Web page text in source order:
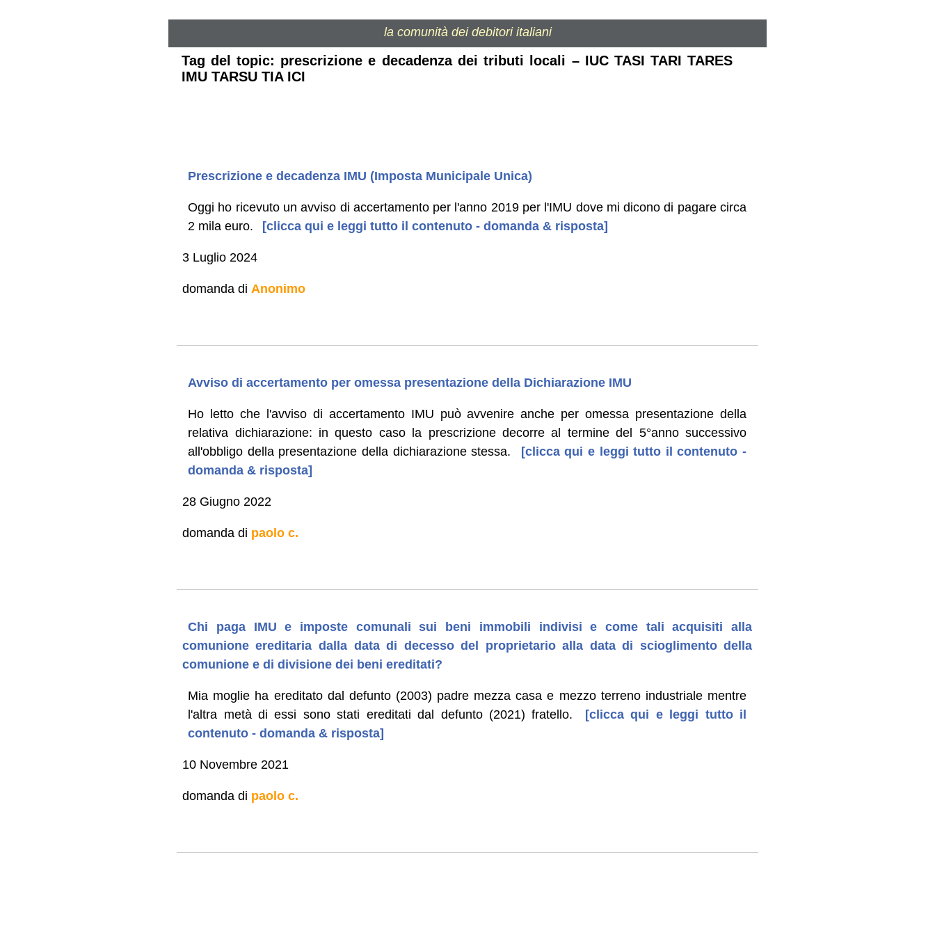
la comunità dei debitori italiani
Tag del topic: prescrizione e decadenza dei tributi locali – IUC TASI TARI TARES
IMU TARSU TIA ICI
Prescrizione e decadenza IMU (Imposta Municipale Unica)
Oggi ho ricevuto un avviso di accertamento per l'anno 2019 per l'IMU dove mi dicono di pagare circa
2 mila euro.
[clicca qui e leggi tutto il contenuto - domanda & risposta]
3 Luglio 2024
domanda di Anonimo
Avviso di accertamento per omessa presentazione della Dichiarazione IMU
Ho letto che l'avviso di accertamento IMU può avvenire anche per omessa presentazione della
relativa dichiarazione: in questo caso la prescrizione decorre al termine del 5°anno successivo
all'obbligo della presentazione della dichiarazione stessa.
[clicca qui e leggi tutto il contenuto -
domanda & risposta]
28 Giugno 2022
domanda di paolo c.
Chi paga IMU e imposte comunali sui beni immobili indivisi e come tali acquisiti alla
comunione ereditaria dalla data di decesso del proprietario alla data di scioglimento della
comunione e di divisione dei beni ereditati?
Mia moglie ha ereditato dal defunto (2003) padre mezza casa e mezzo terreno industriale mentre
l'altra metà di essi sono stati ereditati dal defunto (2021) fratello.
[clicca qui e leggi tutto il
contenuto - domanda & risposta]
10 Novembre 2021
domanda di paolo c.